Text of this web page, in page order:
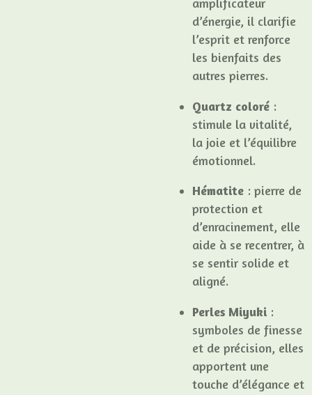
amplificateur
d’énergie, il clarifie
l’esprit et renforce
les bienfaits des
autres pierres.
Quartz coloré:
stimule la vitalité,
la joie et l’équilibre
émotionnel.
Hématite: pierre de
protection et
d’enracinement, elle
aide à se recentrer, à
se sentir solide et
aligné.
Perles Miyuki:
symboles de finesse
et de précision, elles
apportent une
touche d’élégance et